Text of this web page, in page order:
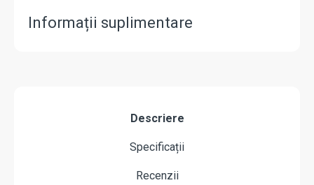
Informații suplimentare
Descriere
Specificații
Recenzii